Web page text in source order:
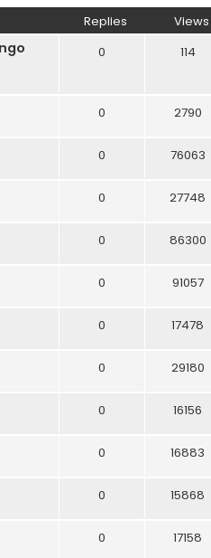
Replies Views
0 114
0 2790
0 76063
0 27748
0 86300
0 91057
0 17478
0 29180
0 16156
0 16883
0 15868
0 17158